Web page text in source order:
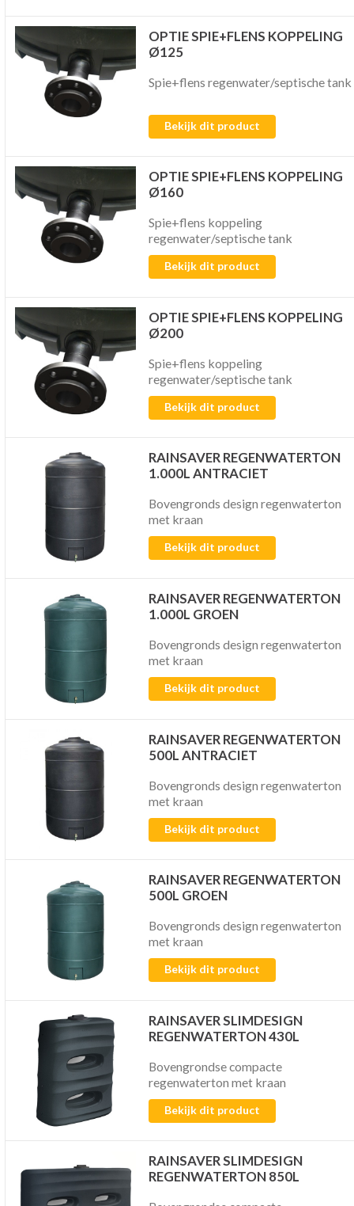
OPTIE SPIE+FLENS KOPPELING
Ø125
Spie+flens regenwater/septische tank
Bekijk dit product
OPTIE SPIE+FLENS KOPPELING
Ø160
Spie+flens koppeling
regenwater/septische tank
Bekijk dit product
OPTIE SPIE+FLENS KOPPELING
Ø200
Spie+flens koppeling
regenwater/septische tank
Bekijk dit product
RAINSAVER REGENWATERTON
1.000L ANTRACIET
Bovengronds design regenwaterton
met kraan
Bekijk dit product
RAINSAVER REGENWATERTON
1.000L GROEN
Bovengronds design regenwaterton
met kraan
Bekijk dit product
RAINSAVER REGENWATERTON
500L ANTRACIET
Bovengronds design regenwaterton
met kraan
Bekijk dit product
RAINSAVER REGENWATERTON
500L GROEN
Bovengronds design regenwaterton
met kraan
Bekijk dit product
RAINSAVER SLIMDESIGN
REGENWATERTON 430L
Bovengrondse compacte
regenwaterton met kraan
Bekijk dit product
RAINSAVER SLIMDESIGN
REGENWATERTON 850L